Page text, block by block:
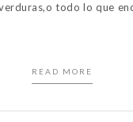
todo lo que
READ MORE